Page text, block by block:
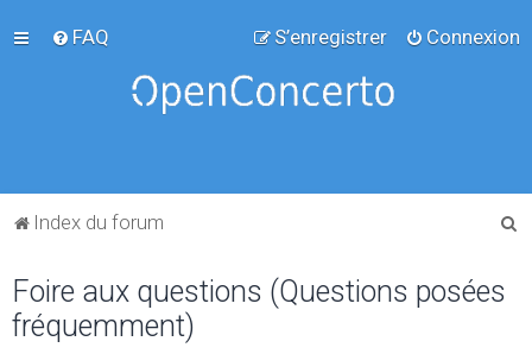
FAQ Connexion
S’enregistrer
Index du forum
Foire aux questions (Questions posées
fréquemment)